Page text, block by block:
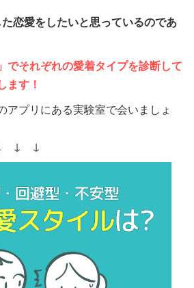
恋愛をしたいと思っているのであ
でそれぞれの愛着タイプを診断して
ます！
アプリにある実験室で会いましょ
↓ ↓